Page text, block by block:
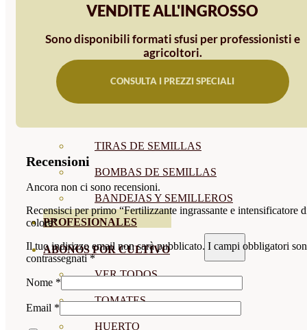
SEMILLAS BRASICAS
SEMILLAS RAÍZ
TIRAS DE SEMILLAS
BOMBAS DE SEMILLAS
BANDEJAS Y SEMILLEROS
PROFESIONALES
ABONOS POR CULTIVO
VER TODOS
TOMATES
HUERTO
VENDITE ALL'INGROSSO
Sono disponibili formati sfusi per professionisti e
agricoltori.
CONSULTA I PREZZI SPECIALI
Recensioni
Ancora non ci sono recensioni.
Recensisci per primo “Fertilizzante ingrassante e intensificatore
colore”
Il tuo indirizzo email non sarà pubblicato. I campi obbligatori
contrassegnati*
Nome *
Email *